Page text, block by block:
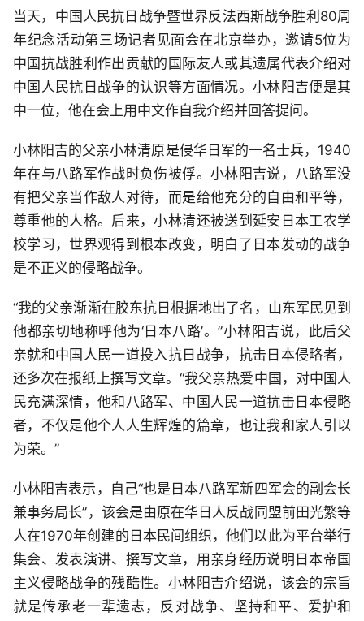
当天，中国人民抗日战争暨世界反法西斯战争胜利80周
年纪念活动第三场记者见面会在北京举办，邀请5位为
中国抗战胜利作出贡献的国际友人或其遗属代表介绍对
中国人民抗日战争的认识等方面情况。小林阳吉便是其
中一位，他在会上用中文作自我介绍并回答提问。
小林阳吉的父亲小林清原是侵华日军的一名士兵，1940
年在与八路军作战时负伤被俘。小林阳吉说，八路军没
有把父亲当作敌人对待，而是给他充分的自由和平等，
尊重他的人格。后来，小林清还被送到延安日本工农学
校学习，世界观得到根本改变，明白了日本发动的战争
是不正义的侵略战争。
“我的父亲渐渐在胶东抗日根据地出了名，山东军民见到
他都亲切地称呼他为‘日本八路’。”小林阳吉说，此后父
亲就和中国人民一道投入抗日战争，抗击日本侵略者，
还多次在报纸上撰写文章。“我父亲热爱中国，对中国人
民充满深情，他和八路军、中国人民一道抗击日本侵略
者，不仅是他个人人生辉煌的篇章，也让我和家人引以
为荣。”
小林阳吉表示，自己“也是日本八路军新四军会的副会长
兼事务局长”，该会是由原在华日人反战同盟前田光繁等
人在1970年创建的日本民间组织，他们以此为平台举行
集会、发表演讲、撰写文章，用亲身经历说明日本帝国
主义侵略战争的残酷性。小林阳吉介绍说，该会的宗旨
就是传承老一辈遗志，反对战争、坚持和平、爱护和